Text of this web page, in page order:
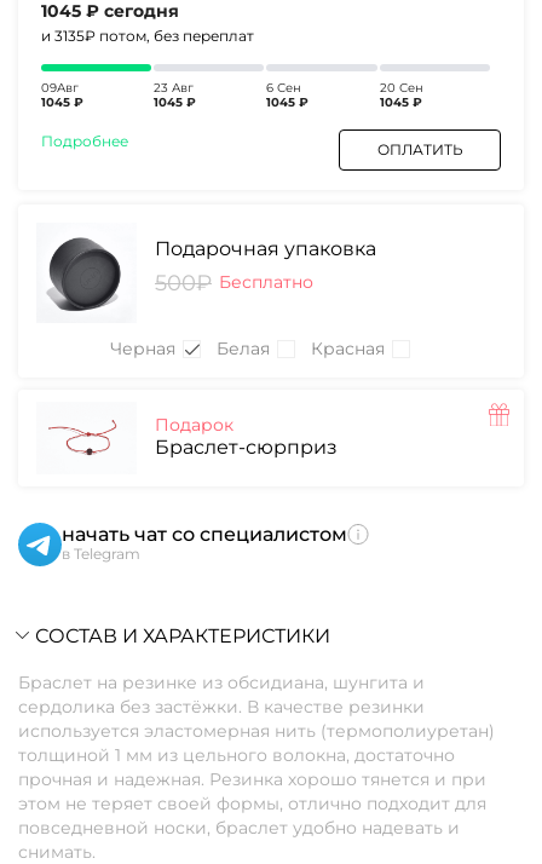
1045 ₽ сегодня
и 3135₽ потом, без переплат
09Авг
1045 ₽
23 Авг
1045 ₽
6 Сен
1045 ₽
20 Сен
1045 ₽
Подробнее ОПЛАТИТЬ
Подарочная упаковка
500₽ Бесплатно
Черная Белая Красная
Подарок
Браслет-сюрприз
начать чат со специалистом
в Telegram
СОСТАВ И ХАРАКТЕРИСТИКИ
Браслет на резинке из обсидиана, шунгита и
сердолика без застёжки. В качестве резинки
используется эластомерная нить (термополиуретан)
толщиной 1 мм из цельного волокна, достаточно
прочная и надежная. Резинка хорошо тянется и при
этом не теряет своей формы, отлично подходит для
повседневной носки, браслет удобно надевать и
снимать.